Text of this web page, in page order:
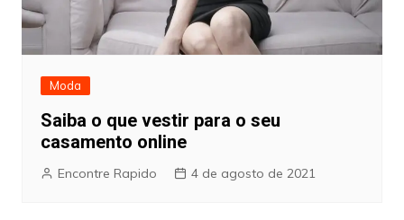
Moda
Saiba o que vestir para o seu
casamento online
Encontre Rapido 4 de agosto de 2021